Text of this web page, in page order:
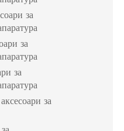
за
за
за
за